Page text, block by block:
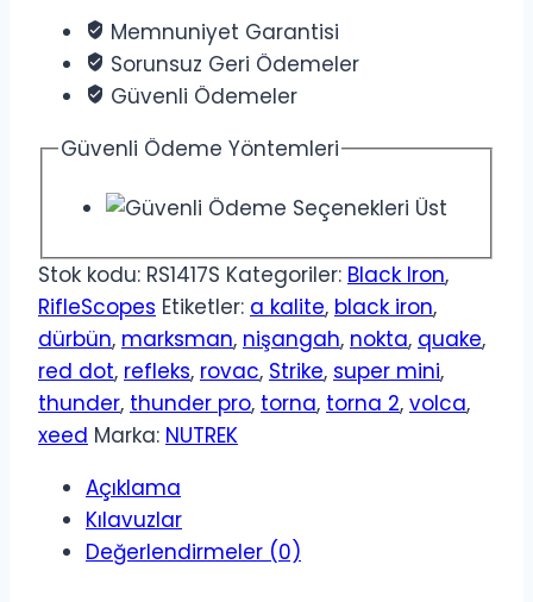
Memnuniyet Garantisi
Sorunsuz Geri Ödemeler
Güvenli Ödemeler
Güvenli Ödeme Yöntemleri
Stok kodu: RS1417S Kategoriler: Black Iron,
RifleScopes Etiketler: a kalite, black iron,
dürbün, marksman, nişangah, nokta, quake,
red dot, refleks, rovac, Strike, super mini,
thunder, thunder pro, torna, torna 2, volca,
xeed Marka: NUTREK
Açıklama
Kılavuzlar
Değerlendirmeler (0)